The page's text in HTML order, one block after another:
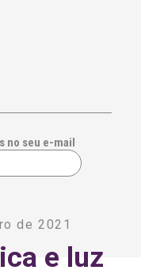
no seu e-mail
de 2021
e luz